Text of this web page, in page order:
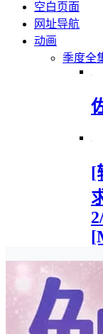
空白页面
网址导航
动画
季度全
[